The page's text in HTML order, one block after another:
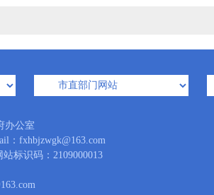
办公室
fxhbjzwgk@163.com
标识码：2109000013